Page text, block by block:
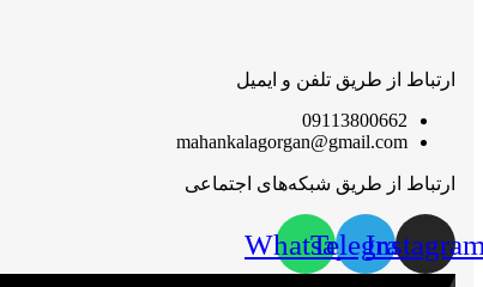
ارتباط از طریق تلفن و ایمیل
09113800662
mahankalagorgan@gmail.com
ارتباط از طریق شبکه‌های اجتماعی
Telegram
Whatsapp